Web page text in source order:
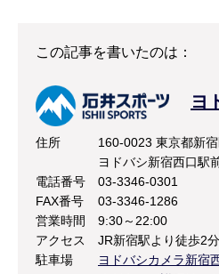
この記事を書いたのは：
ヨ
住所
160-0023 東京都新
ヨドバシ新宿西口駅
電話番号
03-3346-0301
FAX番号
03-3346-1286
営業時間
9:30～22:00
アクセス
JR新宿駅より徒歩2分
駐車場
ヨドバシカメラ新宿